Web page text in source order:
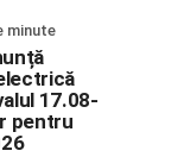
minute
17.08-
pentru